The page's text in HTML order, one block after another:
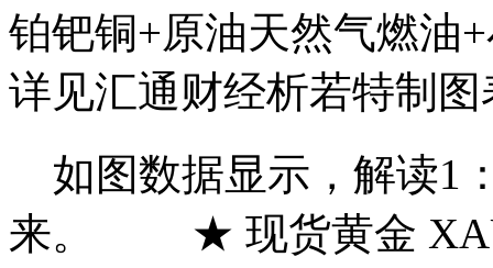
铂钯铜+原油天然气燃油
详见汇通财经析若特制
如图数据显示，解读1
来。 ★ 现货黄金 XAU/